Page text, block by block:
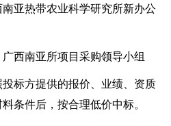
南亚热带农业科学研究所新办公
广西南亚所项目采购领导小组
投标方提供的报价、业绩、资质
条件后，按合理低价中标。